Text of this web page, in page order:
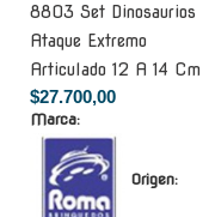
8803 Set Dinosaurios
Ataque Extremo
Articulado 12 A 14 Cm
$27.700,00
Marca:
Origen: